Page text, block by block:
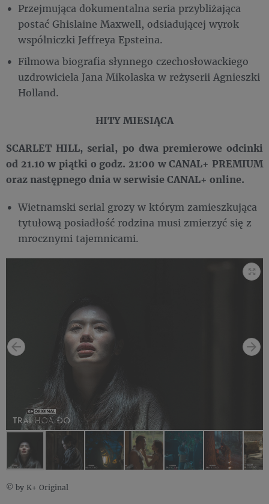
Przejmująca dokumentalna seria przybliżająca
postać Ghislaine Maxwell, odsiadującej wyrok
wspólniczki Jeffreya Epsteina.
Filmowa biografia słynnego czechosłowackiego
uzdrowiciela Jana Mikolaska w reżyserii Agnieszki
Holland.
HITY MIESIĄCA
SCARLET HILL, serial, po dwa premierowe odcinki
od 21.10 w piątki o godz. 21:00 w CANAL+ PREMIUM
oraz następnego dnia w serwisie CANAL+ online.
Wietnamski serial grozy w którym zamieszkująca
tytułową posiadłość rodzina musi zmierzyć się z
mrocznymi tajemnicami.
© by K+ Original